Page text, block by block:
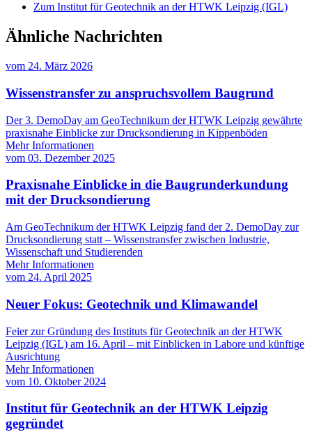
Zum Institut für Geotechnik an der HTWK Leipzig (IGL)
Ähnliche Nachrichten
vom 24. März 2026
Wissenstransfer zu anspruchsvollem Baugrund
Der 3. DemoDay am GeoTechnikum der HTWK Leipzig gewährte
praxisnahe Einblicke zur Drucksondierung in Kippenböden
Mehr Informationen
vom 03. Dezember 2025
Praxisnahe Einblicke in die Baugrunderkundung
mit der Drucksondierung
Am GeoTechnikum der HTWK Leipzig fand der 2. DemoDay zur
Drucksondierung statt – Wissenstransfer zwischen Industrie,
Wissenschaft und Studierenden
Mehr Informationen
vom 24. April 2025
Neuer Fokus: Geotechnik und Klimawandel
Feier zur Gründung des Instituts für Geotechnik an der HTWK
Leipzig (IGL) am 16. April – mit Einblicken in Labore und künftige
Ausrichtung
Mehr Informationen
vom 10. Oktober 2024
Institut für Geotechnik an der HTWK Leipzig
gegründet